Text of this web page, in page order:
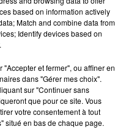
SE FAIRE
RESSORT DE LA...
la clinique qui a
et présenté ses
22h02
22h02
based on information actively
Match and combine data from
Identify devices based on
et fermer", ou affiner en
dans "Gérer mes choix".
sur "Continuer sans
que pour ce site. Vous
votre consentement à tout
situé en bas de chaque page.